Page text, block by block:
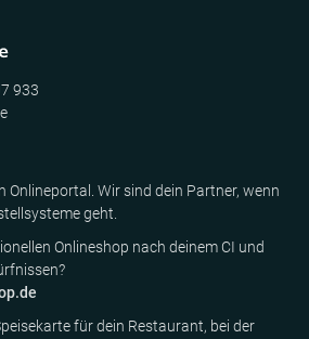
933
Onlineportal. Wir sind dein Partner, wenn
geht.
Onlineshop nach deinem CI und
für dein Restaurant, bei der